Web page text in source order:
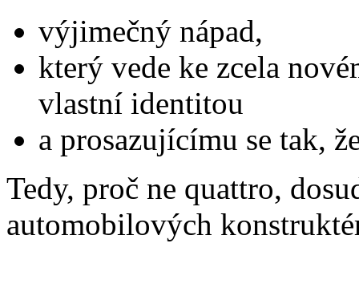
výjimečný nápad,
který vede ke zcela
vlastní identitou
a prosazujícímu se tak,
Tedy, proč ne quattro,
automobilových